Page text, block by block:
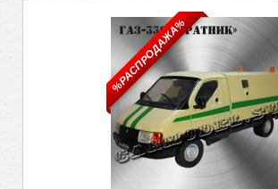
%РАСПРОДАЖА%